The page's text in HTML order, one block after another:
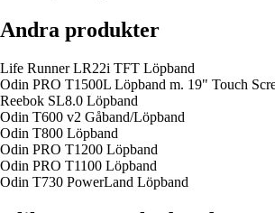
Andra produkter
Life Runner LR22i TFT Löpband
Odin PRO T1500L Löpband m. 19" Touch
Reebok SL8.0 Löpband
Odin T600 v2 Gåband/Löpband
Odin T800 Löpband
Odin PRO T1200 Löpband
Odin PRO T1100 Löpband
Odin T730 PowerLand Löpband